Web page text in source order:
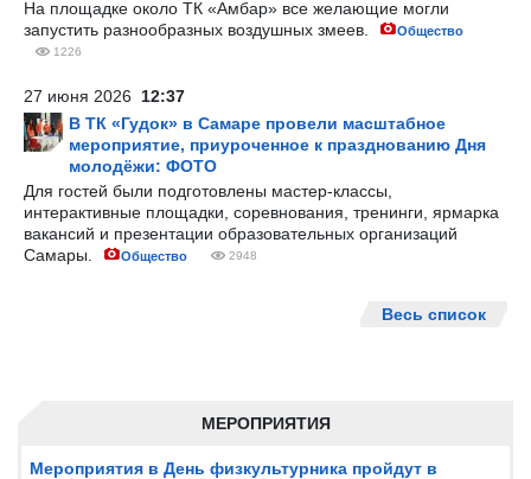
МЕРОПРИЯТИЯ
Мероприятия в День физкультурника пройдут в
На площадке около ТК «Амбар» все желающие могли
запустить разнообразных воздушных змеев.
Общество
1226
27 июня 2026 12:37
В ТК «Гудок» в Самаре провели масштабное
мероприятие, приуроченное к празднованию Дня
молодёжи: ФОТО
Для гостей были подготовлены мастер-классы,
интерактивные площадки, соревнования, тренинги, ярмарка
вакансий и презентации образовательных организаций
Самары.
Общество 2948
Весь список